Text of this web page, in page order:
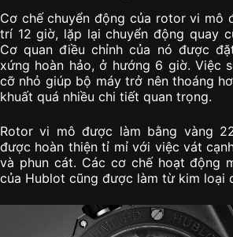
Cơ chế chuyển động của rotor vi mô
trí 12 giờ, lặp lại chuyển động quay
Cơ quan điều chỉnh của nó được
xứng hoàn hảo, ở hướng 6 giờ. Việc
cỡ nhỏ giúp bộ máy trở nên thoáng
khuất quá nhiều chi tiết quan trọng.
Rotor vi mô được làm bằng vàng
được hoàn thiện tỉ mỉ với việc vát
và phun cát. Các cơ chế hoạt động
của Hublot cũng được làm từ kim loại